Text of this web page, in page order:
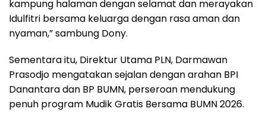
kampung halaman dengan selamat dan merayakan
Idulfitri bersama keluarga dengan rasa aman dan
nyaman,” sambung Dony.
Sementara itu, Direktur Utama PLN, Darmawan
Prasodjo mengatakan sejalan dengan arahan BPI
Danantara dan BP BUMN, perseroan mendukung
penuh program Mudik Gratis Bersama BUMN 2026.